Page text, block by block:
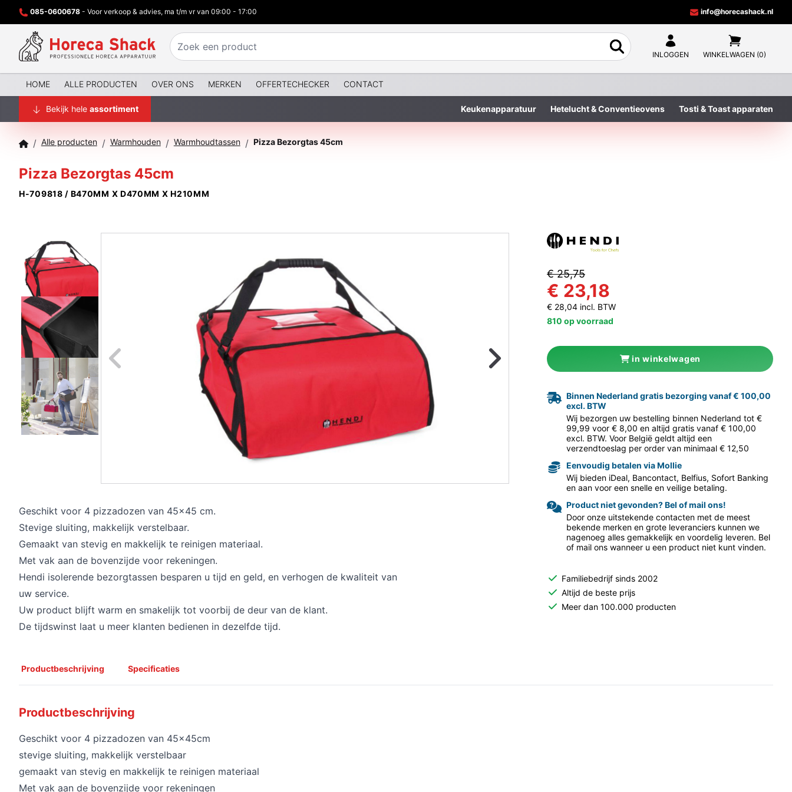
085-0600678 - Voor verkoop & advies, ma t/m vr van 09:00 - 17:00 info@horecashack.nl
INLOGGEN WINKELWAGEN (0)
HOME ALLE PRODUCTEN OVER ONS MERKEN OFFERTECHECKER CONTACT
Bekijk hele assortiment Keukenapparatuur Hetelucht & Conventieovens Tosti & Toast apparaten
/ Alle producten / Warmhouden / Warmhoudtassen / Pizza Bezorgtas 45cm
Pizza Bezorgtas 45cm
H-709818 / B470MM X D470MM X H210MM
Naar vorige foto Naar volgende
Geschikt voor 4 pizzadozen van 45x45 cm.
Stevige sluiting, makkelijk verstelbaar.
Gemaakt van stevig en makkelijk te reinigen materiaal.
Met vak aan de bovenzijde voor rekeningen.
Hendi isolerende bezorgtassen besparen u tijd en geld, en verhogen de kwaliteit van
uw service.
Uw product blijft warm en smakelijk tot voorbij de deur van de klant.
De tijdswinst laat u meer klanten bedienen in dezelfde tijd.
€ 25,75
€ 23,18
€ 28,04 incl. BTW
810 op voorraad
in winkelwagen
Binnen Nederland gratis bezorging vanaf € 100,00
excl. BTW
Wij bezorgen uw bestelling binnen Nederland tot €
99,99 voor € 8,00 en altijd gratis vanaf € 100,00
excl. BTW. Voor België geldt altijd een
verzendtoeslag per order van minimaal € 12,50
Eenvoudig betalen via Mollie
Wij bieden iDeal, Bancontact, Belfius, Sofort Banking
en aan voor een snelle en veilige betaling.
Product niet gevonden? Bel of mail ons!
Door onze uitstekende contacten met de meest
bekende merken en grote leveranciers kunnen we
nagenoeg alles gemakkelijk en voordelig leveren. Bel
of mail ons wanneer u een product niet kunt vinden.
Familiebedrijf sinds 2002
Altijd de beste prijs
Meer dan 100.000 producten
Productbeschrijving Specificaties
Productbeschrijving
Geschikt voor 4 pizzadozen van 45x45cm
stevige sluiting, makkelijk verstelbaar
gemaakt van stevig en makkelijk te reinigen materiaal
Met vak aan de bovenzijde voor rekeningen